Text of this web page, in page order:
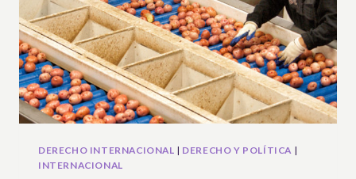
DERECHO INTERNACIONAL | DERECHO Y POLÍTICA |
INTERNACIONAL